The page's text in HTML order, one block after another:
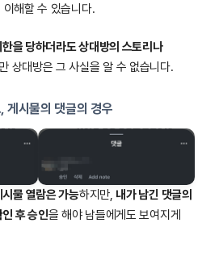
이해할 수 있습니다.
을 당하더라도 상대방의 스토리나
상대방은 그 사실을 알 수 없습니다.
게시물의 댓글의 경우
물 열람은 가능하지만, 내가 남긴 댓글의
후 승인을 해야 남들에게도 보여지게